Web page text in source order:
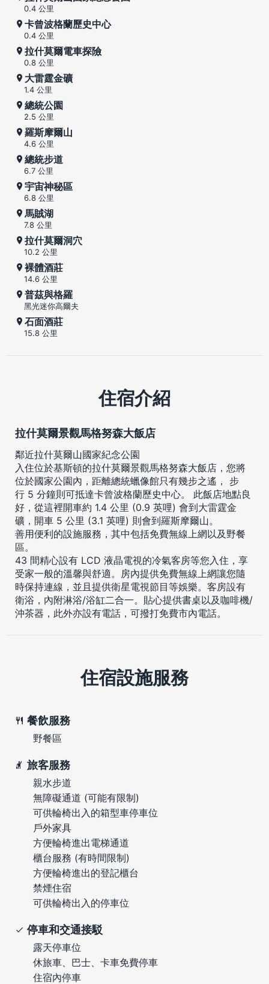
0.4 公里
卡曾波格蘭歷史中心
0.4 公里
拉什莫爾電車探險
0.8 公里
大雷霆金礦
1.4 公里
總統公園
2.5 公里
羅斯摩爾山
4.6 公里
總統步道
6.7 公里
宇宙神秘區
6.8 公里
馬賊湖
7.8 公里
拉什莫爾洞穴
10.2 公里
裸體酒莊
14.6 公里
普茲與格羅
黑光迷你高爾夫
石面酒莊
15.8 公里
住宿介紹
拉什莫爾景觀馬格努森大飯店
鄰近拉什莫爾山國家紀念公園
入住位於基斯頓的拉什莫爾景觀馬格努森大飯店，您將
位於國家公園內，距離總統蠟像館只有幾步之遙， 步
行 5 分鐘則可抵達卡曾波格蘭歷史中心。 此飯店地點良
好，從這裡開車約 1.4 公里 (0.9 英哩) 會到大雷霆金
礦，開車 5 公里 (3.1 英哩) 則會到羅斯摩爾山。
善用便利的設施服務，其中包括免費無線上網以及野餐
區。
43 間精心設有 LCD 液晶電視的冷氣客房等您入住，享
受家一般的溫馨與舒適。房內提供免費無線上網讓您隨
時保持連線，並且提供衛星電視節目等娛樂。客房設有
衛浴，內附淋浴/浴缸二合一。貼心提供書桌以及咖啡機/
沖茶器，此外亦設有電話，可撥打免費市內電話。
住宿設施服務
餐飲服務
野餐區
旅客服務
親水步道
無障礙通道 (可能有限制)
可供輪椅出入的箱型車停車位
戶外家具
方便輪椅進出電梯通道
櫃台服務 (有時間限制)
方便輪椅進出的登記櫃台
禁煙住宿
可供輪椅出入的停車位
停車和交通接駁
露天停車位
休旅車、巴士、卡車免費停車
住宿內停車